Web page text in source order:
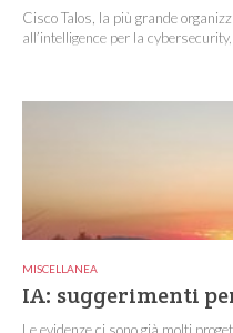
Cisco Talos, la più grande
all’intelligence per la
MISCELLANEA
IA: suggerimenti